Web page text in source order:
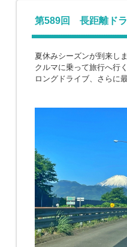
第589回 長距離ド
夏休みシーズンが到来し
クルマに乗って旅行へ行
ロングドライブ、さらに